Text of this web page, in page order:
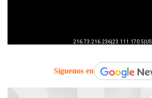
Síguenos en